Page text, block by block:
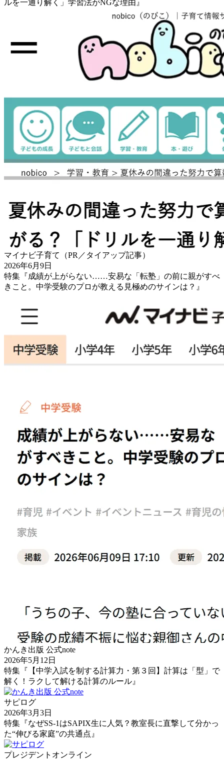
ルを一通り解く」学習法がNGな理由』
マイナビ子育て（PR／タイアップ記事）
2026年6月9日
特集『成績が上がらない……安易な「転塾」の前に親がすべ
きこと。中学受験のプロが教える見極めのサインは？』
かんき出版 公式note
2026年5月12日
特集『【中学入試を制する計算力・第３回】計算は「型」で
解く！ラクして解ける計算のルール』
サピログ
2026年3月3日
特集『なぜSS-1はSAPIX生に人気？教室長に直撃して分かっ
た“伸びる家庭”の共通点』
プレジデントオンライン